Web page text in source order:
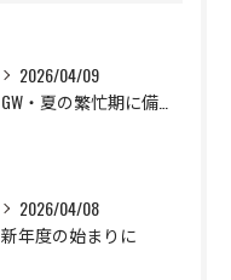
2026/04/09
2026/04/08
新年度の始まりに